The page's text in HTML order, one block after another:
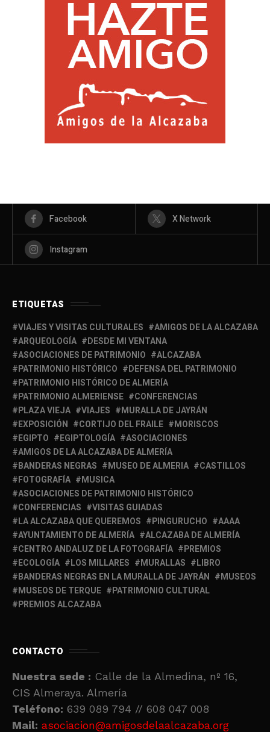
Facebook X Network
Instagram
ETIQUETAS
VIAJES Y VISITAS CULTURALES
AMIGOS DE LA ALCAZABA
ARQUEOLOGÍA
DESDE MI VENTANA
ASOCIACIONES DE PATRIMONIO
ALCAZABA
PATRIMONIO HISTÓRICO
DEFENSA DEL PATRIMONIO
PATRIMONIO HISTÓRICO DE ALMERÍA
PATRIMONIO ALMERIENSE
CONFERENCIAS
PLAZA VIEJA
VIAJES
MURALLA DE JAYRÁN
EXPOSICIÓN
CORTIJO DEL FRAILE
MORISCOS
EGIPTO
EGIPTOLOGÍA
ASOCIACIONES
AMIGOS DE LA ALCAZABA DE ALMERÍA
BANDERAS NEGRAS
MUSEO DE ALMERIA
CASTILLOS
FOTOGRAFÍA
MUSICA
ASOCIACIONES DE PATRIMONIO HISTÓRICO
CONFERENCIAS
VISITAS GUIADAS
LA ALCAZABA QUE QUEREMOS
PINGURUCHO
AAAA
AYUNTAMIENTO DE ALMERÍA
ALCAZABA DE ALMERÍA
CENTRO ANDALUZ DE LA FOTOGRAFÍA
PREMIOS
ECOLOGÍA
LOS MILLARES MURALLAS
LIBRO
BANDERAS NEGRAS EN LA MURALLA DE JAYRÁN
MUSEOS
MUSEOS DE TERQUE
PATRIMONIO CULTURAL
PREMIOS ALCAZABA
CONTACTO
Nuestra sede : Calle de la Almedina, nº 16,
CIS Almeraya. Almería
Teléfono: 639 089 794 // 608 047 008
Mail: asociacion@amigosdelaalcazaba.org